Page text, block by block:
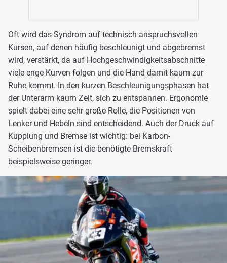
Oft wird das Syndrom auf technisch anspruchsvollen
Kursen, auf denen häufig beschleunigt und abgebremst
wird, verstärkt, da auf Hochgeschwindigkeitsabschnitte
viele enge Kurven folgen und die Hand damit kaum zur
Ruhe kommt. In den kurzen Beschleunigungsphasen hat
der Unterarm kaum Zeit, sich zu entspannen. Ergonomie
spielt dabei eine sehr große Rolle, die Positionen von
Lenker und Hebeln sind entscheidend. Auch der Druck auf
Kupplung und Bremse ist wichtig: bei Karbon-
Scheibenbremsen ist die benötigte Bremskraft
beispielsweise geringer.